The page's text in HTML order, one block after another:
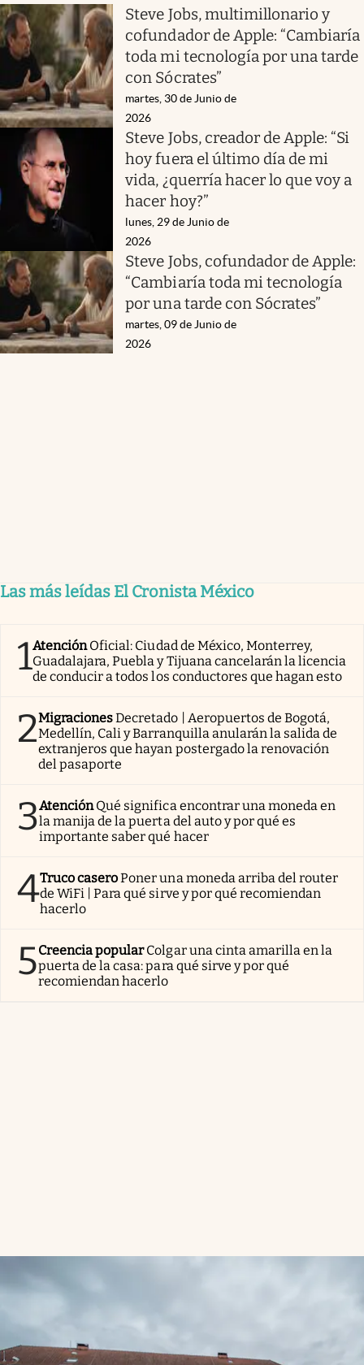
Steve Jobs, multimillonario y
cofundador de Apple: “Cambiaría
toda mi tecnología por una tarde
con Sócrates”
martes, 30 de Junio de
2026
Steve Jobs, creador de Apple: “Si
hoy fuera el último día de mi
vida, ¿querría hacer lo que voy a
hacer hoy?”
lunes, 29 de Junio de
2026
Steve Jobs, cofundador de Apple:
“Cambiaría toda mi tecnología
por una tarde con Sócrates”
martes, 09 de Junio de
2026
Las más leídas El Cronista México
1AtenciónOficial: Ciudad de México, Monterrey,
Guadalajara, Puebla y Tijuana cancelarán la licencia
de conducir a todos los conductores que hagan esto
2MigracionesDecretado | Aeropuertos de Bogotá,
Medellín, Cali y Barranquilla anularán la salida de
extranjeros que hayan postergado la renovación
del pasaporte
3AtenciónQué significa encontrar una moneda en
la manija de la puerta del auto y por qué es
importante saber qué hacer
4Truco caseroPoner una moneda arriba del router
de WiFi | Para qué sirve y por qué recomiendan
hacerlo
5Creencia popularColgar una cinta amarilla en la
puerta de la casa: para qué sirve y por qué
recomiendan hacerlo